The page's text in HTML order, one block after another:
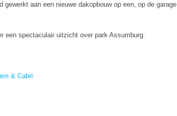
gewerkt aan een nieuwe dakopbouw op een, op de garage
een spectaculair uitzicht over park Assumburg.
& Cabri